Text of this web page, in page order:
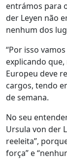
entrámos para
der Leyen não
nenhum dos
“Por isso
explicando
Europeu deve
cargos, tendo
de semana.
No seu
Ursula von der
reeleita”,
força” e